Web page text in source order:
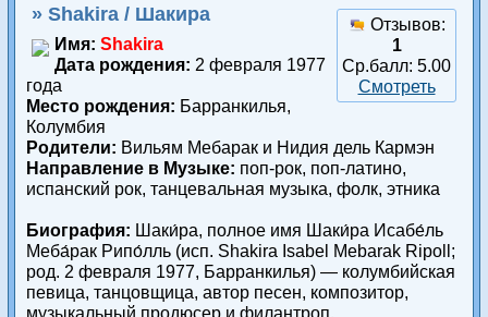
Отзывов:
1
Ср.балл: 5.00
Смотреть
» Shakira / Шакира
Имя: Shakira
Дата рождения: 2 февраля 1977
года
Место рождения: Барранкилья,
Колумбия
Родители: Вильям Мебарак и Нидия дель Кармэн
Направление в Музыке: поп-рок, поп-латино,
испанский рок, танцевальная музыка, фолк, этника
Биография: Шаки́ра, полное имя Шаки́ра Исабе́ль
Меба́рак Рипо́лль (исп. Shakira Isabel Mebarak Ripoll;
род. 2 февраля 1977, Барранкилья) — колумбийская
певица, танцовщица, автор песен, композитор,
музыкальный продюсер и филантроп.